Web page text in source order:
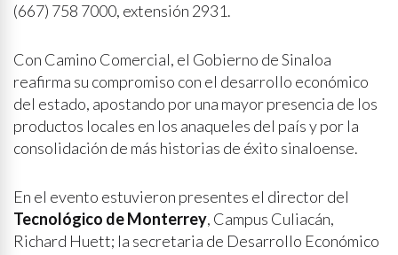
(667) 758 7000, extensión 2931.
Con Camino Comercial, el Gobierno de Sinaloa
reafirma su compromiso con el desarrollo económico
del estado, apostando por una mayor presencia de los
productos locales en los anaqueles del país y por la
consolidación de más historias de éxito sinaloense.
En el evento estuvieron presentes el director del
Tecnológico de Monterrey, Campus Culiacán,
Richard Huett; la secretaria de Desarrollo Económico